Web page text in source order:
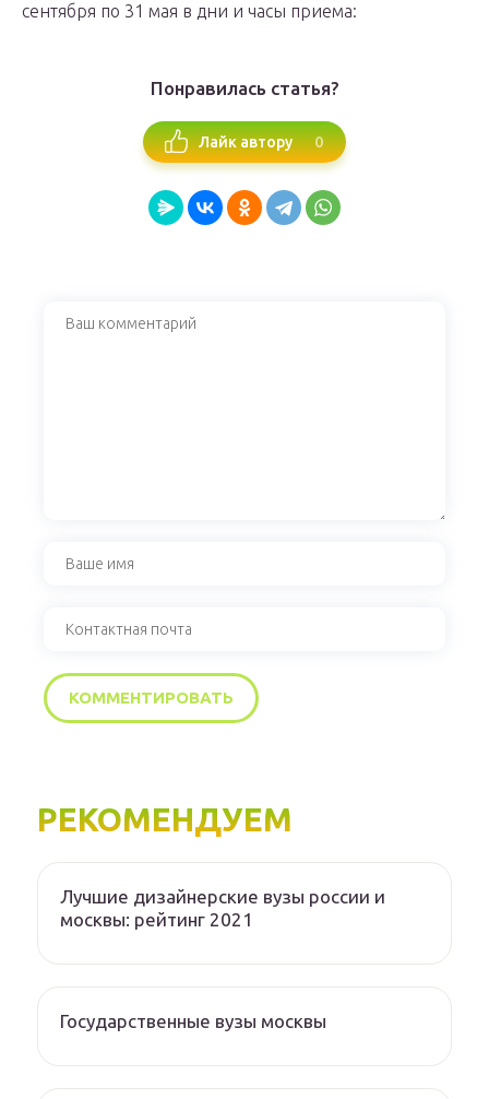
сентября по 31 мая в дни и часы приема:
Понравилась статья?
Лайк автору 0
РЕКОМЕНДУЕМ
Лучшие дизайнерские вузы россии и
москвы: рейтинг 2021
Государственные вузы москвы